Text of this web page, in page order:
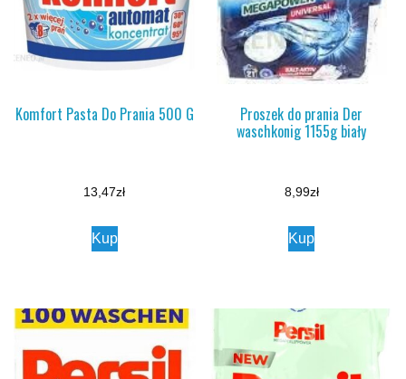
Komfort Pasta Do Prania 500 G
13,47zł
Kup
Proszek do prania Der
waschkonig 1155g biały
8,99zł
Kup